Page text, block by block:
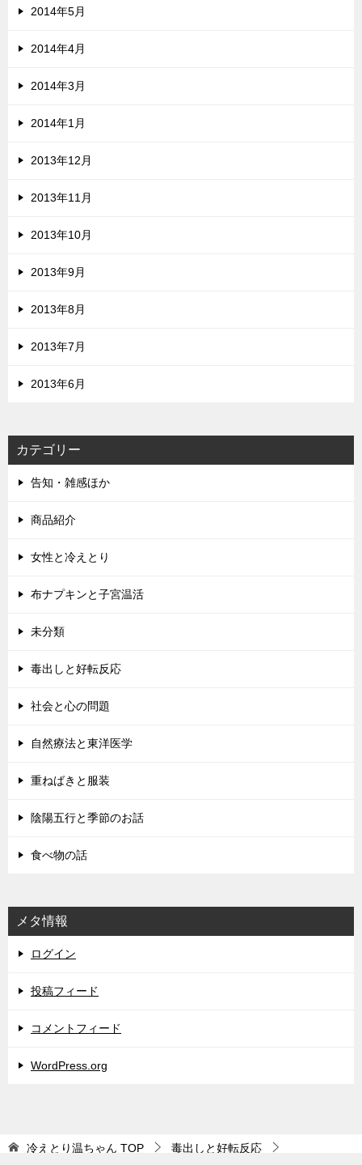
2014年5月
2014年4月
2014年3月
2014年1月
2013年12月
2013年11月
2013年10月
2013年9月
2013年8月
2013年7月
2013年6月
カテゴリー
告知・雑感ほか
商品紹介
女性と冷えとり
布ナプキンと子宮温活
未分類
毒出しと好転反応
社会と心の問題
自然療法と東洋医学
重ねばきと服装
陰陽五行と季節のお話
食べ物の話
メタ情報
ログイン
投稿フィード
コメントフィード
WordPress.org
冷えとり温ちゃん TOP
毒出しと好転反応